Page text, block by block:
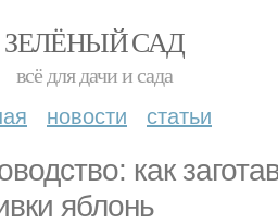
ЗЕЛЁНЫЙ САД
всё для дачи и сада
новости статьи
как
яблонь